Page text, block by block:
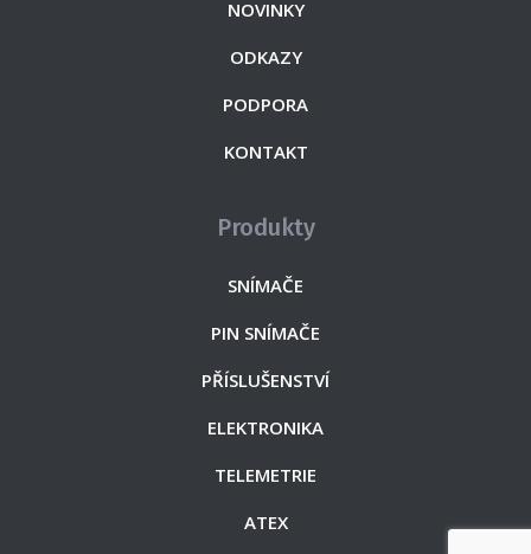
NOVINKY
ODKAZY
PODPORA
KONTAKT
Produkty
SNÍMAČE
PIN SNÍMAČE
PŘÍSLUŠENSTVÍ
ELEKTRONIKA
TELEMETRIE
ATEX